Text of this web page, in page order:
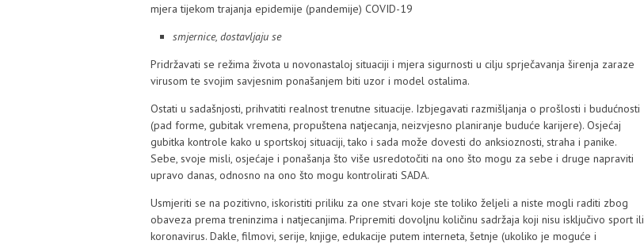
mjera tijekom trajanja epidemije (pandemije) COVID-19
smjernice, dostavljaju se
Pridržavati se režima života u novonastaloj situaciji i mjera sigurnosti u cilju sprječavanja širenja zaraze
virusom te svojim savjesnim ponašanjem biti uzor i model ostalima.
Ostati u sadašnjosti, prihvatiti realnost trenutne situacije. Izbjegavati razmišljanja o prošlosti i budućnosti
(pad forme, gubitak vremena, propuštena natjecanja, neizvjesno planiranje buduće karijere). Osjećaj
gubitka kontrole kako u sportskoj situaciji, tako i sada može dovesti do anksioznosti, straha i panike.
Sebe, svoje misli, osjećaje i ponašanja što više usredotočiti na ono što mogu za sebe i druge napraviti
upravo danas, odnosno na ono što mogu kontrolirati SADA.
Usmjeriti se na pozitivno, iskoristiti priliku za one stvari koje ste toliko željeli a niste mogli raditi zbog
obaveza prema treninzima i natjecanjima. Pripremiti dovoljnu količinu sadržaja koji nisu isključivo sport ili
koronavirus. Dakle, filmovi, serije, knjige, edukacije putem interneta, šetnje (ukoliko je moguće i